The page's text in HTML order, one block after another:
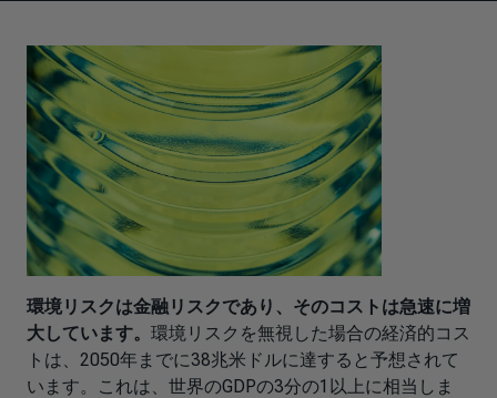
環境リスクは金融リスクであり、そのコストは急速に増
大しています。 環境リスクを無視した場合の経済的コス
トは、2050年までに38兆米ドルに達すると予想されて
います。これは、世界のGDPの3分の1以上に相当しま